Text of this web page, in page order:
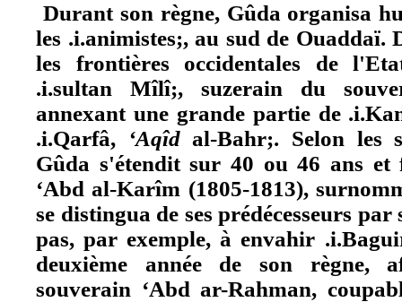
Durant son règne, Gûda organisa
les .i.animistes;, au sud de Ouaddaï.
les frontières occidentales de
.i.sultan Mîlî;, suzerain du
annexant une grande partie de
.i.Qarfâ, ‘Aqîdal-Bahr;. Selon les
Gûda s'étendit sur 40 ou 46 ans
‘Abd al-Karîm (1805-1813),
se distingua de ses prédécesseurs par
pas, par exemple, à envahir
deuxième année de son règne,
souverain ‘Abd ar-Rahman,